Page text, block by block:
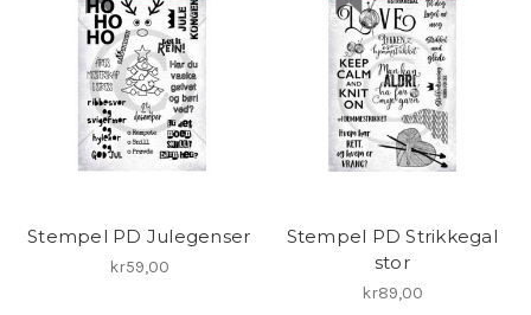
Stempel PD Julegenser
kr59,00
Stempel PD Strikkegal
stor
kr89,00